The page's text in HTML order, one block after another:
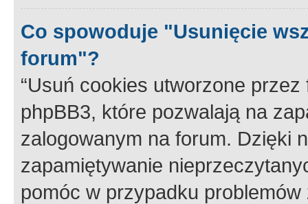
Co spowoduje "Usunięcie
forum"?
“Usuń cookies utworzone
phpBB3, które pozwalają na
zalogowanym na forum. Dzięki
zapamiętywanie
pomóc w przypadku